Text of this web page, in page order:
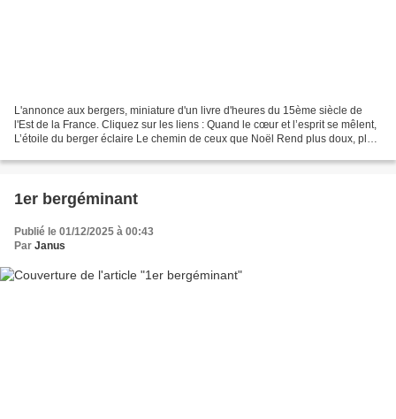
L'annonce aux bergers, miniature d'un livre d'heures du 15ème siècle de
l'Est de la France. Cliquez sur les liens : Quand le cœur et l’esprit se mêlent,
L’étoile du berger éclaire Le chemin de ceux que Noël Rend plus doux, plus
1er bergéminant
Publié le 01/12/2025 à 00:43
Par Janus